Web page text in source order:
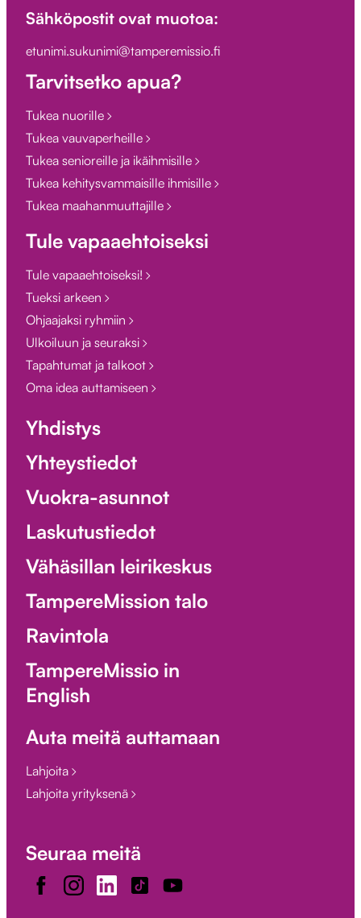
Sähköpostit ovat muotoa:
etunimi.sukunimi@tamperemissio.fi
Tarvitsetko apua?
Tukea nuorille
Tukea vauvaperheille
Tukea senioreille ja ikäihmisille
Tukea kehitysvammaisille ihmisille
Tukea maahanmuuttajille
Tule vapaaehtoiseksi
Tule vapaaehtoiseksi!
Tueksi arkeen
Ohjaajaksi ryhmiin
Ulkoiluun ja seuraksi
Tapahtumat ja talkoot
Oma idea auttamiseen
Yhdistys
Yhteystiedot
Vuokra-asunnot
Laskutustiedot
Vähäsillan leirikeskus
TampereMission talo
Ravintola
TampereMissio in
English
Auta meitä auttamaan
Lahjoita
Lahjoita yrityksenä
Seuraa meitä
FacebookInstagramLinkedInTikTokYoutube